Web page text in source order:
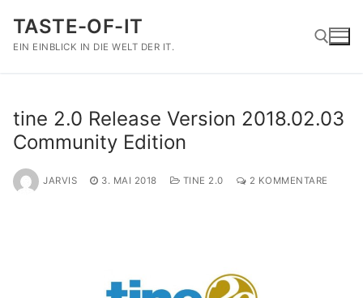
Inhalt
springen
TASTE-OF-IT
EIN EINBLICK IN DIE WELT DER IT.
tine 2.0 Release Version 2018.02.03
Community Edition
JARVIS 3. MAI 2018 TINE 2.0 2 KOMMENTARE